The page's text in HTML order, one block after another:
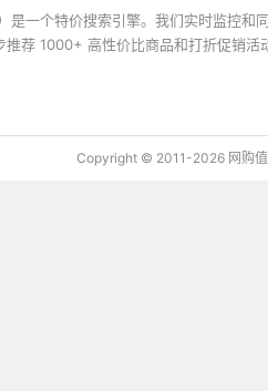
一个特价搜索引擎。我们实时监控和
推荐 1000+ 高性价比商品和打折促销
Copyright © 2011-2026 网购